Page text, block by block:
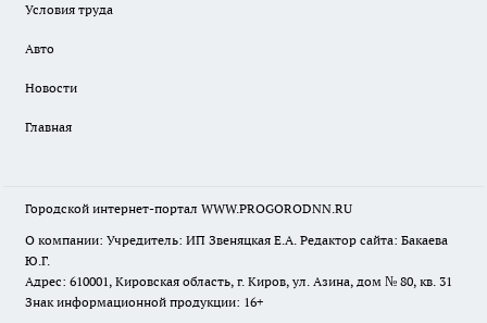
Условия труда
Авто
Новости
Главная
Городской интернет-портал WWW.PROGORODNN.RU
О компании: Учредитель: ИП Звеняцкая Е.А. Редактор сайта: Бакаева
Ю.Г.
Адрес: 610001, Кировская область, г. Киров, ул. Азина, дом № 80, кв. 31
Знак информационной продукции: 16+